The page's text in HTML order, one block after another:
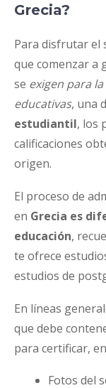
Grecia?
Para disfrutar el
que comenzar a
se exigen para
educativas, una
estudiantil, los
calificaciones
origen.
El proceso de
en Grecia es
educación,
te ofrece
estudios de
En líneas
que debe
para certificar,
Fotos del